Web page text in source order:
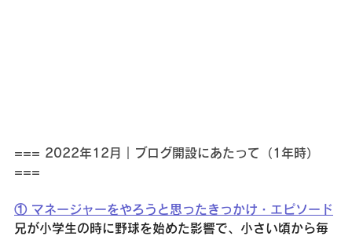
=== 2022年12月｜ブログ開設にあたって（1年時）
===
① マネージャーをやろうと思ったきっかけ・エピソード
兄が小学生の時に野球を始めた影響で、小さい頃から毎